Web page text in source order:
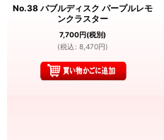
No.38 バブルディスク パープルレモ
ンクラスター
7,700円(税別)
(税込 : 8,470円)